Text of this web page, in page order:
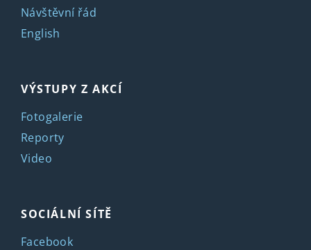
Návštěvní řád
English
VÝSTUPY Z AKCÍ
Fotogalerie
Reporty
Video
SOCIÁLNÍ SÍTĚ
Facebook